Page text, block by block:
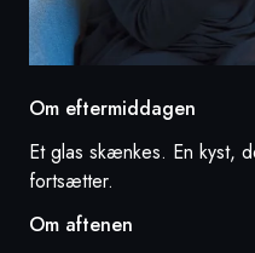
Om eftermiddagen
Et glas skænkes. En kyst,
fortsætter.
Om aftenen